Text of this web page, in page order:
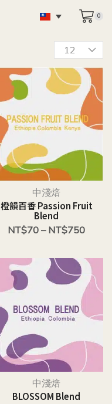
0
中淺焙
橙韻百香 Passion Fruit
Blend
NT$70 – NT$750
中淺焙
BLOSSOM Blend